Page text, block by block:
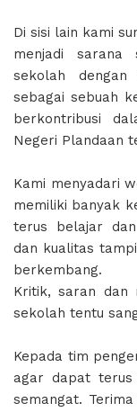
Di sisi lain kami
menjadi sarana
sekolah
sebagai sebuah
berkontribusi
Negeri Plandaan
Kami menyadari
memiliki banyak
terus belajar
dan kualitas
berkembang.
Kritik, saran dan
sekolah tentu
Kepada tim
agar dapat terus
semangat.